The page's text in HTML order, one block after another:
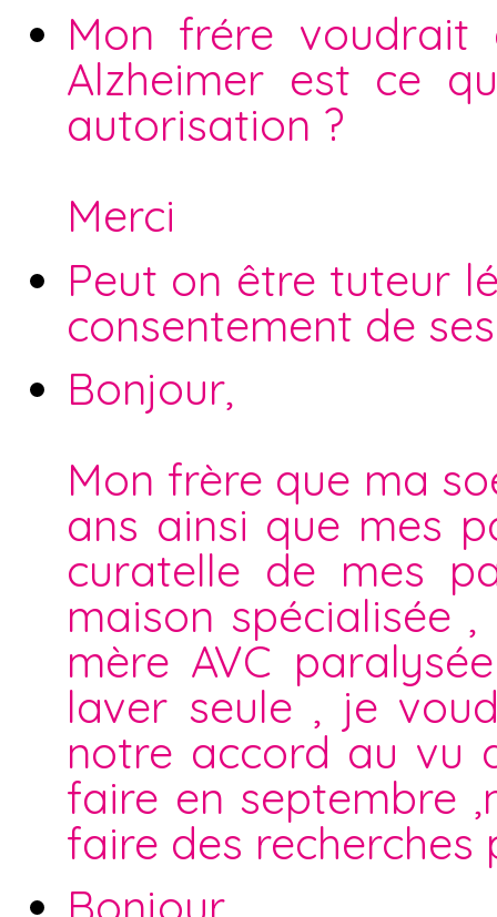
Mon frére
Alzheimer est ce
autorisation ?
Merci
Peut on être tuteur
consentement de
Bonjour,
Mon frère que ma
ans ainsi que mes
curatelle de mes
maison spécialisée
mère AVC
laver seule , je
notre accord au vu
faire en septembre
faire des